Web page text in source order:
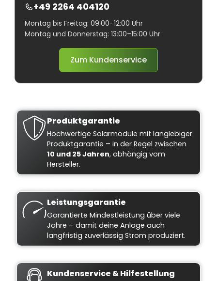
+49 2264 404120
Montag bis Freitag: 09:00–12:00 Uhr
Montag und Donnerstag: 13:00–15:00 Uhr
Zum Kundenservice
Produktgarantie
Hochwertige Solarmodule mit langlebiger
Produktgarantie – in der Regel zwischen
10 und 25 Jahren, abhängig vom
Hersteller.
Leistungsgarantie
Garantierte Mindestleistung über viele
Jahre – damit deine Anlage auch
langfristig zuverlässig Strom produziert.
Kundenservice & Hilfestellung